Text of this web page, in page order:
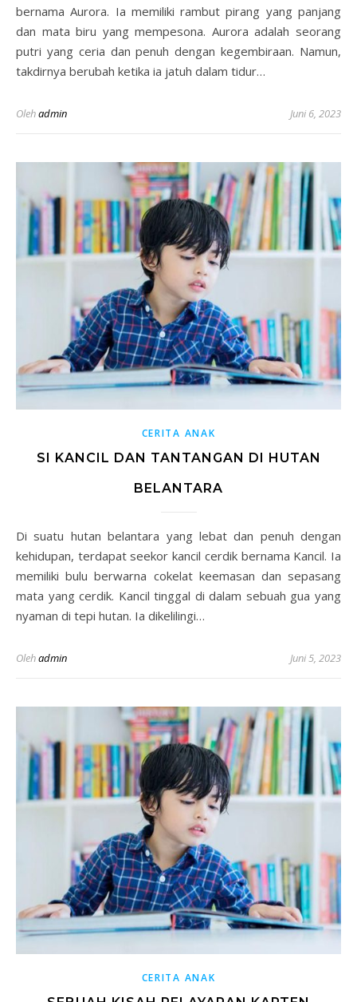
bernama Aurora. Ia memiliki rambut pirang yang panjang
dan mata biru yang mempesona. Aurora adalah seorang
putri yang ceria dan penuh dengan kegembiraan. Namun,
takdirnya berubah ketika ia jatuh dalam tidur…
Olehadmin Juni 6, 2023
CERITA ANAK
SI KANCIL DAN TANTANGAN DI HUTAN
BELANTARA
Di suatu hutan belantara yang lebat dan penuh dengan
kehidupan, terdapat seekor kancil cerdik bernama Kancil. Ia
memiliki bulu berwarna cokelat keemasan dan sepasang
mata yang cerdik. Kancil tinggal di dalam sebuah gua yang
nyaman di tepi hutan. Ia dikelilingi…
Olehadmin Juni 5, 2023
CERITA ANAK